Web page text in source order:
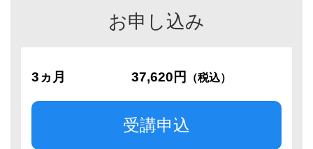
お申し込み
3ヵ月 37,620円 （税込）
受講申込